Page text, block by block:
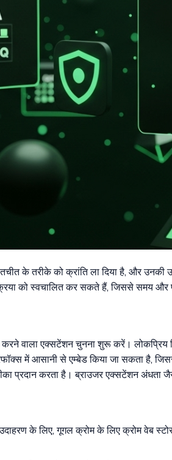
के तरीके को क्रांति ला दिया है, और
को स्वचालित कर सकते हैं, जिससे समय
वाला एक्सटेंशन चुनना शुरू करें। लोकप्रिय
में आसानी से एम्बेड किया जा सकता है,
प्रदान करता है। ब्राउजर एक्सटेंशन अंधता
के लिए, गूगल क्रोम के लिए क्रोम वेब